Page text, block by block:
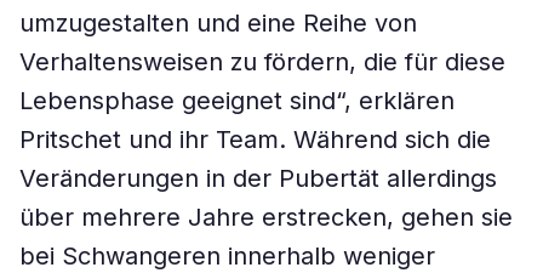
umzugestalten und eine Reihe von
Verhaltensweisen zu fördern, die für diese
Lebensphase geeignet sind“, erklären
Pritschet und ihr Team. Während sich die
Veränderungen in der Pubertät allerdings
über mehrere Jahre erstrecken, gehen sie
bei Schwangeren innerhalb weniger